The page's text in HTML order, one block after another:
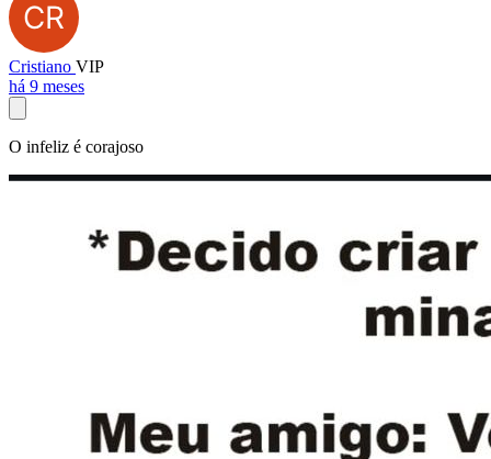
Cristiano VIP
há 9 meses
O infeliz é corajoso